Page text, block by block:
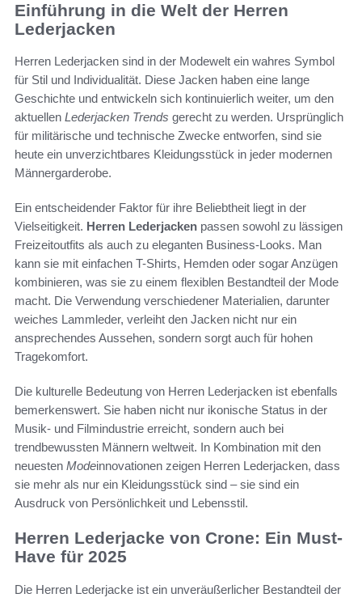
Einführung in die Welt der Herren
Lederjacken
Herren Lederjacken sind in der Modewelt ein wahres Symbol
für Stil und Individualität. Diese Jacken haben eine lange
Geschichte und entwickeln sich kontinuierlich weiter, um den
aktuellen Lederjacken Trends gerecht zu werden. Ursprünglich
für militärische und technische Zwecke entworfen, sind sie
heute ein unverzichtbares Kleidungsstück in jeder modernen
Männergarderobe.
Ein entscheidender Faktor für ihre Beliebtheit liegt in der
Vielseitigkeit. Herren Lederjacken passen sowohl zu lässigen
Freizeitoutfits als auch zu eleganten Business-Looks. Man
kann sie mit einfachen T-Shirts, Hemden oder sogar Anzügen
kombinieren, was sie zu einem flexiblen Bestandteil der Mode
macht. Die Verwendung verschiedener Materialien, darunter
weiches Lammleder, verleiht den Jacken nicht nur ein
ansprechendes Aussehen, sondern sorgt auch für hohen
Tragekomfort.
Die kulturelle Bedeutung von Herren Lederjacken ist ebenfalls
bemerkenswert. Sie haben nicht nur ikonische Status in der
Musik- und Filmindustrie erreicht, sondern auch bei
trendbewussten Männern weltweit. In Kombination mit den
neuesten Modeinnovationen zeigen Herren Lederjacken, dass
sie mehr als nur ein Kleidungsstück sind – sie sind ein
Ausdruck von Persönlichkeit und Lebensstil.
Herren Lederjacke von Crone: Ein Must-
Have für 2025
Die Herren Lederjacke ist ein unveräußerlicher Bestandteil der